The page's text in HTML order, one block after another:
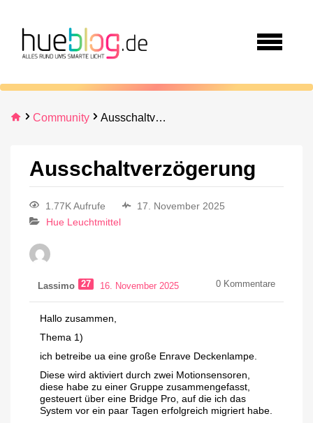
Community Ausschaltverzögerung
Ausschaltverzögerung
1.77K Aufrufe
17. November 2025
Hue Leuchtmittel
Lassimo 27 16. November 2025 0 Kommentare
Hallo zusammen,
Thema 1)
ich betreibe ua eine große Enrave Deckenlampe.
Diese wird aktiviert durch zwei Motionsensoren,
diese habe zu einer Gruppe zusammengefasst,
gesteuert über eine Bridge Pro, auf die ich das
System vor ein paar Tagen erfolgreich migriert habe.